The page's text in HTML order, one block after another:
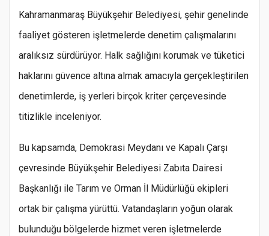
Kahramanmaraş Büyükşehir Belediyesi, şehir genelinde
faaliyet gösteren işletmelerde denetim çalışmalarını
aralıksız sürdürüyor. Halk sağlığını korumak ve tüketici
haklarını güvence altına almak amacıyla gerçekleştirilen
denetimlerde, iş yerleri birçok kriter çerçevesinde
titizlikle inceleniyor.
Bu kapsamda, Demokrasi Meydanı ve Kapalı Çarşı
çevresinde Büyükşehir Belediyesi Zabıta Dairesi
Başkanlığı ile Tarım ve Orman İl Müdürlüğü ekipleri
ortak bir çalışma yürüttü. Vatandaşların yoğun olarak
bulunduğu bölgelerde hizmet veren işletmelerde